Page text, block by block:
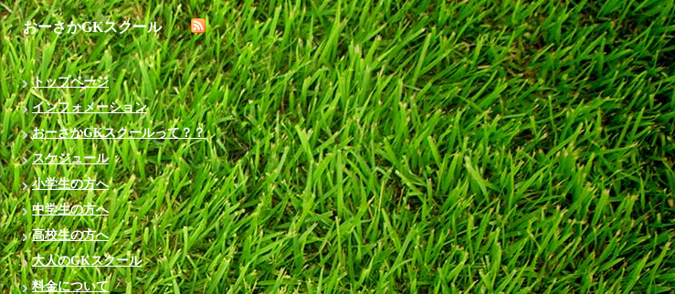
おーさかGKスクール
トップページ
インフォメーション
おーさかGKスクールって？？
スケジュール
小学生の方へ
中学生の方へ
高校生の方へ
大人のGKスクール
料金について